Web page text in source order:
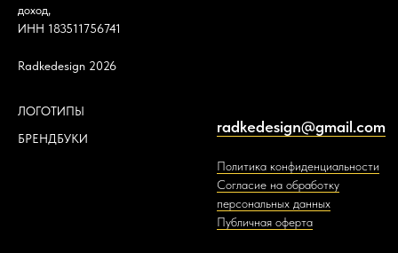
доход,
ИНН 183511756741
Radkedesign 2026
ЛОГОТИПЫ
БРЕНДБУКИ
radkedesign@gmail.com
Политика конфиденциальности
Согласие на обработку
персональных данных
Публичная оферта